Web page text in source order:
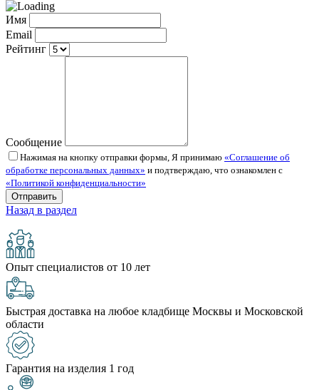
Имя
Email
Рейтинг
Сообщение
Нажимая на кнопку отправки формы, Я принимаю «Соглашение об
обработке персональных данных» и подтверждаю, что ознакомлен с
«Политикой конфиденциальности»
Назад в раздел
Опыт специалистов от 10 лет
Быстрая доставка на любое кладбище Москвы и Московской
области
Гарантия на изделия 1 год